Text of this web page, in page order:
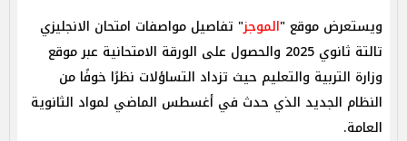
ويستعرض موقع "الموجز" تفاصيل مواصفات امتحان الانجليزي
تالتة ثانوي 2025 والحصول على الورقة الامتحانية عبر موقع
وزارة التربية والتعليم حيث تزداد التساؤلات نظرًا خوفًا من
النظام الجديد الذي حدث في أغسطس الماضي لمواد الثانوية
العامة.